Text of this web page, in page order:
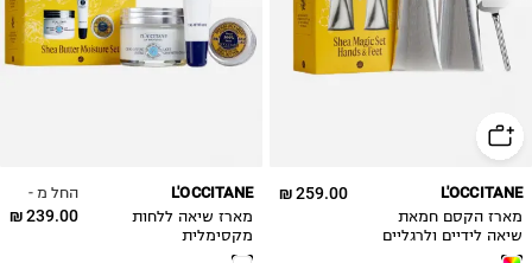
259.00 ₪ L'OCCITANE
מארז הקסם חמאת
שיאה לידיים ולרגליים
החל מ -
239.00 ₪
L'OCCITANE
מארז שיאה ללחות
מקסימלית